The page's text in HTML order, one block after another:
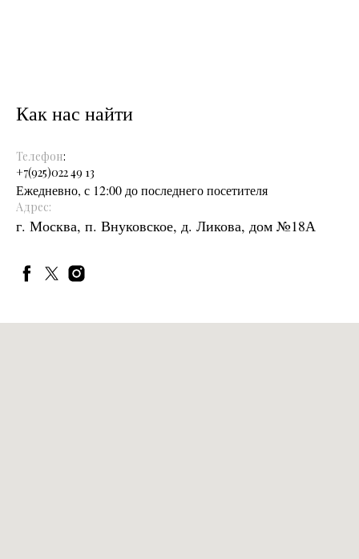
Как нас найти
Телефон:
+7(925)022 49 13
Ежедневно, с 12:00 до последнего посетителя
Адрес:
г. Москва, п. Внуковское, д. Ликова, дом №18А